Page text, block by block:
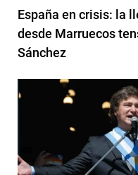
España en crisis: la
desde Marruecos
Sánchez